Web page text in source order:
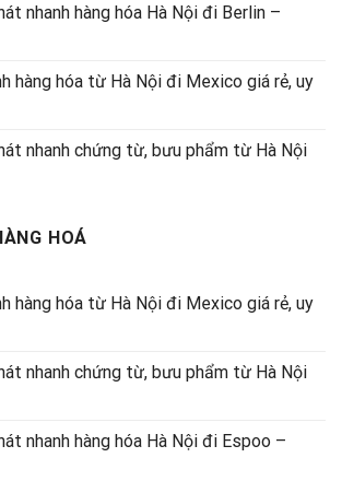
nhanh hàng hóa Hà Nội đi Berlin –
hàng hóa từ Hà Nội đi Mexico giá rẻ, uy
nhanh chứng từ, bưu phẩm từ Hà Nội
HOÁ
hàng hóa từ Hà Nội đi Mexico giá rẻ, uy
nhanh chứng từ, bưu phẩm từ Hà Nội
nhanh hàng hóa Hà Nội đi Espoo –